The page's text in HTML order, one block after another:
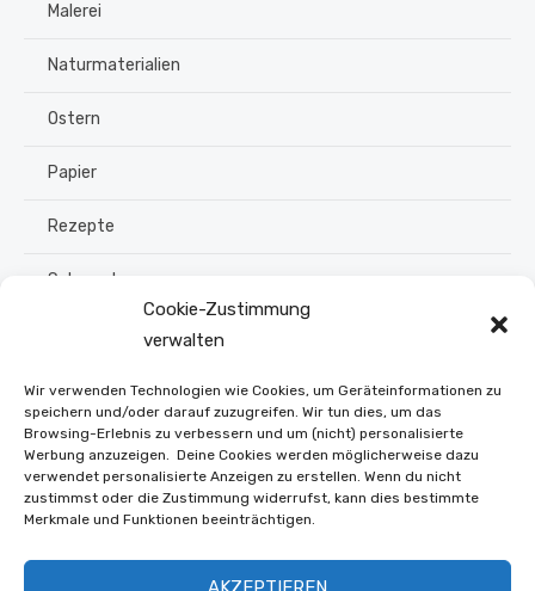
Cookie-Zustimmung
verwalten
Wir verwenden Technologien wie Cookies, um Geräteinformationen zu
speichern und/oder darauf zuzugreifen. Wir tun dies, um das
Browsing-Erlebnis zu verbessern und um (nicht) personalisierte
Werbung anzuzeigen. Deine Cookies werden möglicherweise dazu
verwendet personalisierte Anzeigen zu erstellen. Wenn du nicht
zustimmst oder die Zustimmung widerrufst, kann dies bestimmte
Merkmale und Funktionen beeinträchtigen.
Malerei
Naturmaterialien
Ostern
Papier
Rezepte
Schmuck
Upcycling
Stroh flechten
Weihnachten